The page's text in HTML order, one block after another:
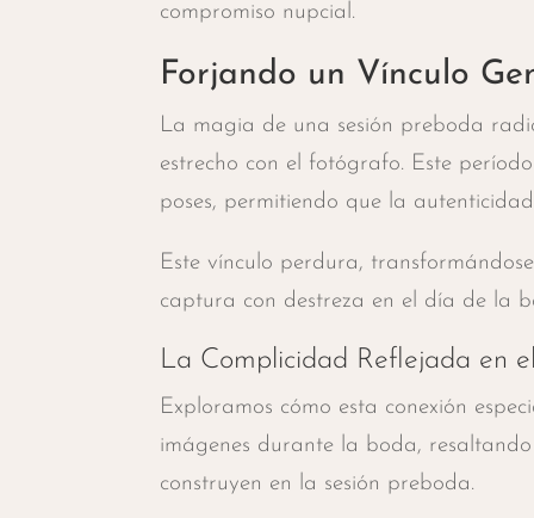
compromiso nupcial.
Forjando un Vínculo
La magia de una sesión preboda
estrecho con el fotógrafo. Este
poses, permitiendo que la
Este vínculo perdura,
captura con destreza en el día de la
La Complicidad Reflejada en
Exploramos cómo esta conexión
imágenes durante la boda,
construyen en la sesión preboda.